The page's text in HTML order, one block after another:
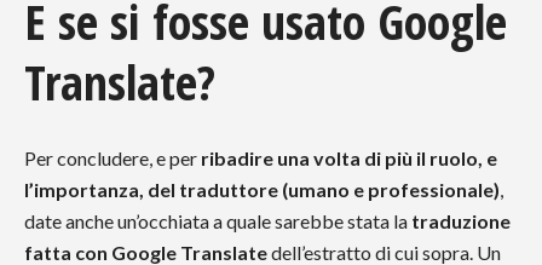
E se si fosse usato Google
Translate?
Per concludere, e per ribadire una volta di più il ruolo, e
l’importanza, del traduttore (umano e professionale),
date anche un’occhiata a quale sarebbe stata la traduzione
fatta con Google Translatedell’estratto di cui sopra. Un